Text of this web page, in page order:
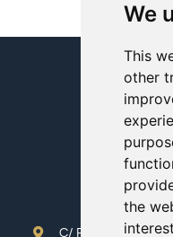
We
This
other
the
C/ París 13-15,